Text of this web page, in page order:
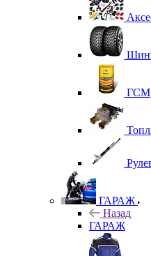
ГСМ
ГАРАЖ
Назад
ГАРАЖ